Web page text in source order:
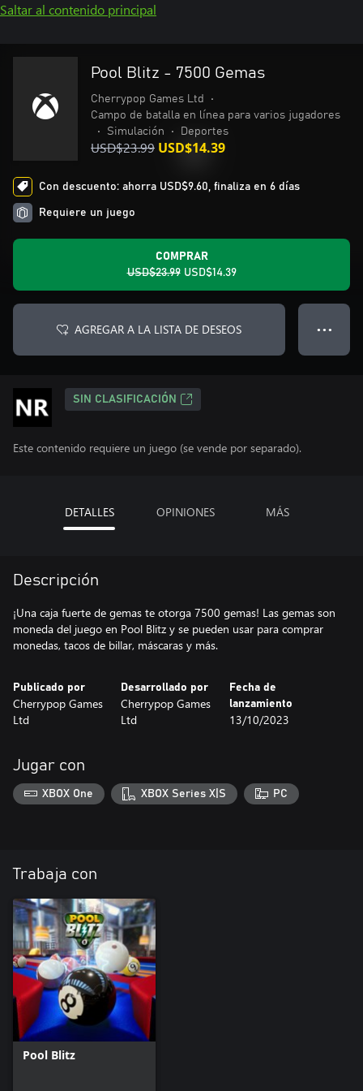
Saltar al contenido principal
Pool Blitz - 7500 Gemas
Cherrypop Games Ltd
•
Campo de batalla en línea para varios jugadores
•
Simulación • Deportes
USD$23.99 USD$14.39
Con descuento: ahorra USD$9.60, finaliza en 6 días
Requiere un juego
COMPRAR
USD$23.99 USD$14.39
AGREGAR A LA LISTA DE DESEOS ● ● ●
SIN CLASIFICACIÓN
Este contenido requiere un juego (se vende por separado).
DETALLES OPINIONES MÁS
Descripción
¡Una caja fuerte de gemas te otorga 7500 gemas! Las gemas son
moneda del juego en Pool Blitz y se pueden usar para comprar
monedas, tacos de billar, máscaras y más.
Publicado por
Cherrypop Games
Ltd
Desarrollado por
Cherrypop Games
Ltd
Fecha de
lanzamiento
13/10/2023
Jugar con
XBOX One XBOX Series X|S PC
Trabaja con
Pool Blitz